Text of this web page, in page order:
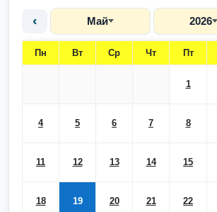
‹ Май 2026
Пн Вт Ср Чт Пт
1
4 5 6 7 8
11 12 13 14 15
18 19 20 21 22